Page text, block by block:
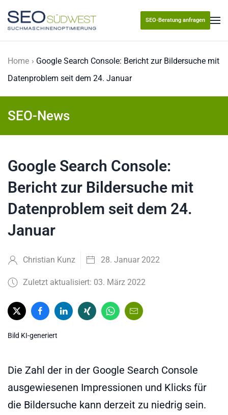
Skip to main content
SEO-Beratung anfragen
Home
Google Search Console: Bericht zur Bildersuche mit
Datenproblem seit dem 24. Januar
SEO-News
Google Search Console:
Bericht zur Bildersuche mit
Datenproblem seit dem 24.
Januar
Christian Kunz 28. Januar 2022
Zuletzt aktualisiert: 03. März 2022
Bild KI-generiert
Die Zahl der in der Google Search Console
ausgewiesenen Impressionen und Klicks für
die Bildersuche kann derzeit zu niedrig sein.